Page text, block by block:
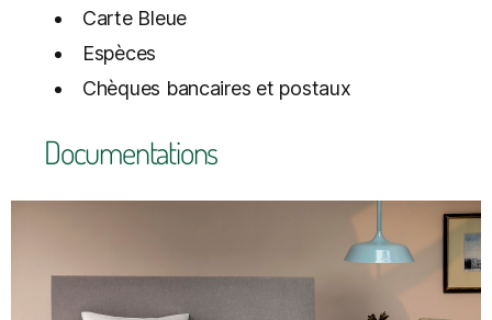
Carte Bleue
Espèces
Chèques bancaires et postaux
Documentations